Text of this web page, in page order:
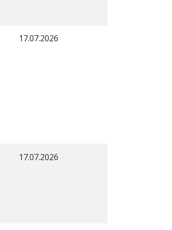
17.07.2026
17.07.2026